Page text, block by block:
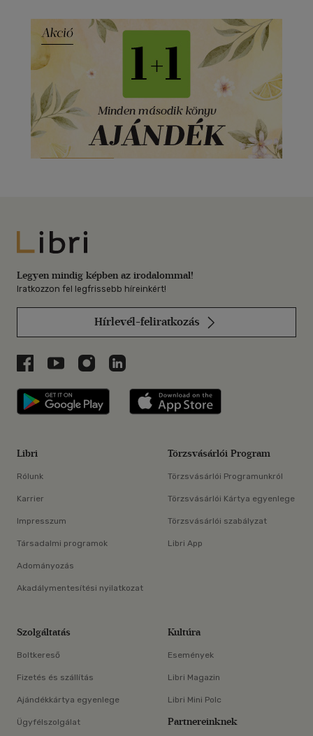
Libri
Legyen mindig képben az irodalommal!
Iratkozzon fel legfrissebb híreinkért!
Hírlevél-feliratkozás
Libri a Facebookon
Libri a Youtube-on
Libri az Instagramon
Libri a LinkedInen
Libri applikáció Szerezd meg: Google
Libri
Rólunk
Karrier
Impresszum
Társadalmi programok
Adományozás
Akadálymentesítési nyilatkozat
Törzsvásárlói Program
Törzsvásárlói Programunkról
Törzsvásárlói Kártya egyenlege
Törzsvásárlói szabályzat
Libri App
Szolgáltatás
Boltkereső
Fizetés és szállítás
Ajándékkártya egyenlege
Ügyfélszolgálat
Kultúra
Események
Libri Magazin
Libri Mini Polc
Partnereinknek